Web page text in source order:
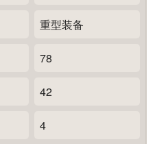
重型装备
78
42
4